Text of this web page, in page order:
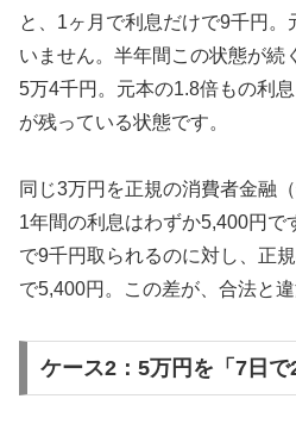
と、1ヶ月で利息だけで9千円。
いません。半年間この状態が続
5万4千円。元本の1.8倍もの利
が残っている状態です。
同じ3万円を正規の消費者金融
1年間の利息はわずか5,400円で
で9千円取られるのに対し、正
で5,400円。この差が、合法と違
ケース2：5万円を「7日